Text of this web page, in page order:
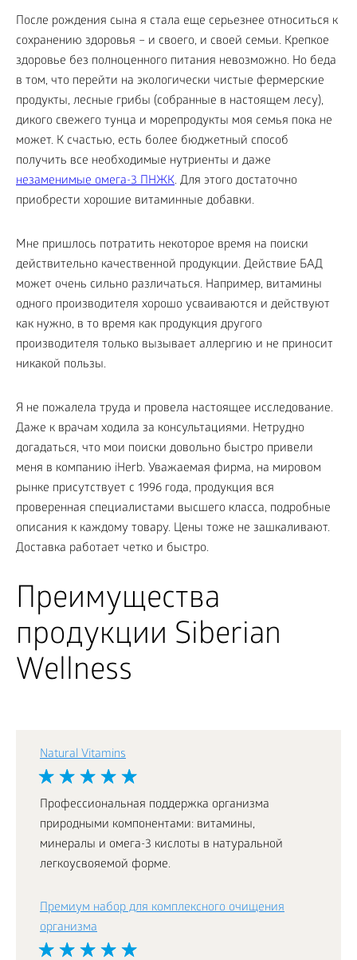
После рождения сына я стала еще серьезнее относиться к
сохранению здоровья – и своего, и своей семьи. Крепкое
здоровье без полноценного питания невозможно. Но беда
в том, что перейти на экологически чистые фермерские
продукты, лесные грибы (собранные в настоящем лесу),
дикого свежего тунца и морепродукты моя семья пока не
может. К счастью, есть более бюджетный способ
получить все необходимые нутриенты и даже
незаменимые омега-3 ПНЖК. Для этого достаточно
приобрести хорошие витаминные добавки.
Мне пришлось потратить некоторое время на поиски
действительно качественной продукции. Действие БАД
может очень сильно различаться. Например, витамины
одного производителя хорошо усваиваются и действуют
как нужно, в то время как продукция другого
производителя только вызывает аллергию и не приносит
никакой пользы.
Я не пожалела труда и провела настоящее исследование.
Даже к врачам ходила за консультациями. Нетрудно
догадаться, что мои поиски довольно быстро привели
меня в компанию iHerb. Уважаемая фирма, на мировом
рынке присутствует с 1996 года, продукция вся
проверенная специалистами высшего класса, подробные
описания к каждому товару. Цены тоже не зашкаливают.
Доставка работает четко и быстро.
Преимущества
продукции Siberian
Wellness
Natural Vitamins
Профессиональная поддержка организма
природными компонентами: витамины,
минералы и омега-3 кислоты в натуральной
легкоусвояемой форме.
Премиум набор для комплексного очищения
организма